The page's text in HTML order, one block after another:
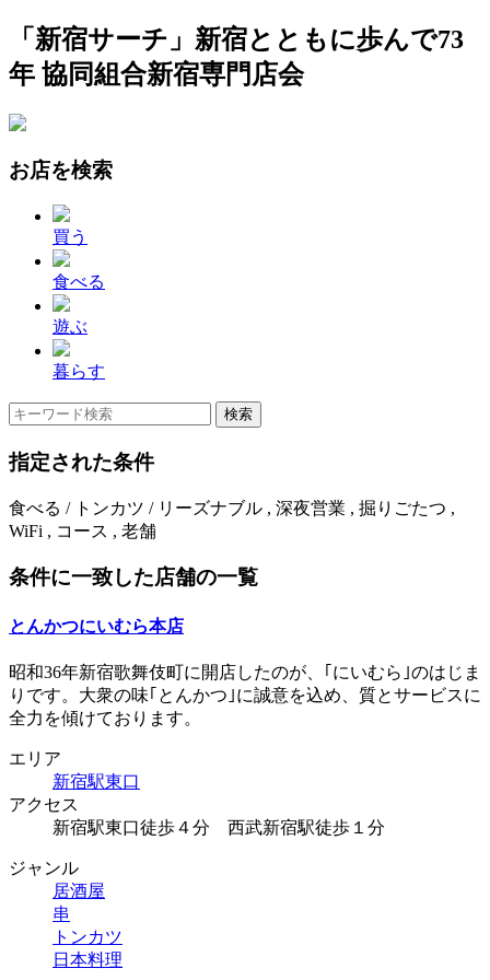
「新宿サーチ」新宿とともに歩んで73
年 協同組合新宿専門店会
お店を検索
買う
食べる
遊ぶ
暮らす
指定された条件
食べる / トンカツ / リーズナブル , 深夜営業 , 掘りごたつ ,
WiFi , コース , 老舗
条件に一致した店舗の一覧
とんかつにいむら本店
昭和36年新宿歌舞伎町に開店したのが、｢にいむら｣のはじま
りです。大衆の味｢とんかつ｣に誠意を込め、質とサービスに
全力を傾けております。
エリア
新宿駅東口
アクセス
新宿駅東口徒歩４分 西武新宿駅徒歩１分
ジャンル
居酒屋
串
トンカツ
日本料理